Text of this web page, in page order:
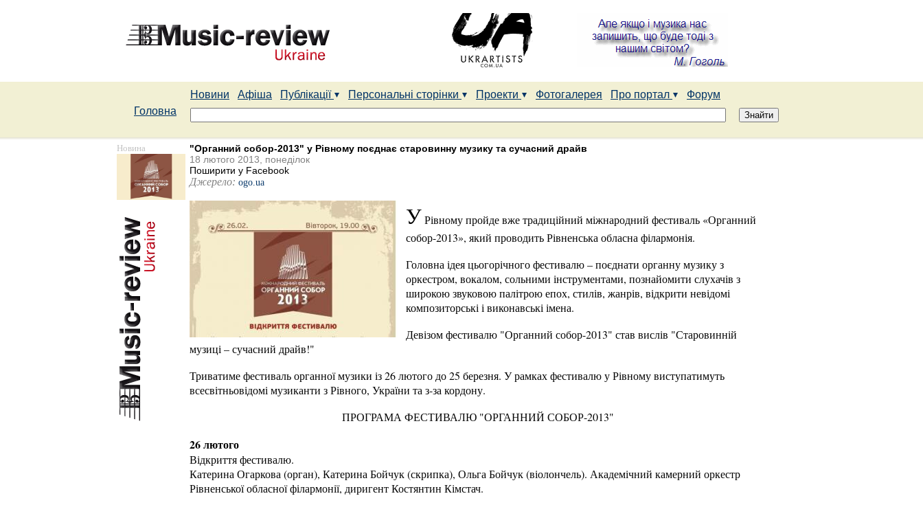
Новини Афіша Публікації Персональні сторінки Проекти Фотогалерея Про портал
Форум
Головна
Новина
"Органний собор-2013" у Рівному поєднає старовинну музику та сучасний драйв
18 лютого 2013, понеділок
Поширити у Facebook
Джерело: ogo.ua
УРівному пройде вже традиційний міжнародний фестиваль «Органний
собор-2013», який проводить Рівненська обласна філармонія.
Головна ідея цьогорічного фестивалю – поєднати органну музику з
оркестром, вокалом, сольними інструментами, познайомити слухачів з
широкою звуковою палітрою епох, стилів, жанрів, відкрити невідомі
композиторські і виконавські імена.
Девізом фестивалю "Органний собор-2013" став вислів "Старовинній
музиці – сучасний драйв!"
Триватиме фестиваль органної музики із 26 лютого до 25 березня. У рамках фестивалю у Рівному виступатимуть
всесвітньовідомі музиканти з Рівного, України та з-за кордону.
ПРОГРАМА ФЕСТИВАЛЮ "ОРГАННИЙ СОБОР-2013"
26 лютого
Відкриття фестивалю.
Катерина Огаркова (орган), Катерина Бойчук (скрипка), Ольга Бойчук (віолончель). Академічний камерний оркестр
Рівненської обласної філармонії, диригент Костянтин Кімстач.